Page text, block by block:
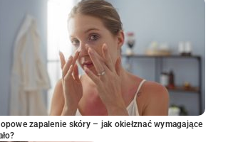
zapalenie skóry – jak okiełznać wymagające